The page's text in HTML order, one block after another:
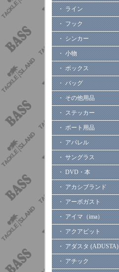
・ ライン
・ フック
・ シンカー
・ 小物
・ ボックス
・ バッグ
・ その他用品
・ ステッカー
・ ボート用品
・ アパレル
・ サングラス
・ DVD・本
・ アカシブランド
・ アーボガスト
・ アイマ（ima）
・ アクアビット
・ アダスタ (ADUSTA)
・ アチック